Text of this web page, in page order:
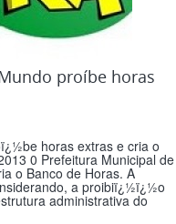
proíbe horas
horas extras e cria o
0 Prefeitura Municipal de
o Banco de Horas. A
a proibiï¿½ï¿½o
administrativa do